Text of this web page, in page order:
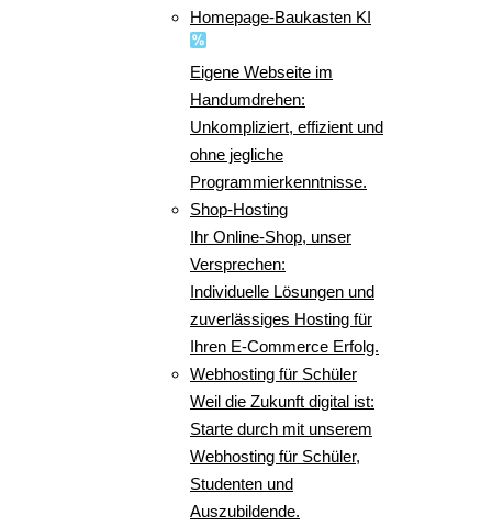
Homepage-Baukasten KI
Eigene Webseite im
Handumdrehen:
Unkompliziert, effizient und
ohne jegliche
Programmierkenntnisse.
Shop-Hosting
Ihr Online-Shop, unser
Versprechen:
Individuelle Lösungen und
zuverlässiges Hosting für
Ihren E-Commerce Erfolg.
Webhosting für Schüler
Weil die Zukunft digital ist:
Starte durch mit unserem
Webhosting für Schüler,
Studenten und
Auszubildende.